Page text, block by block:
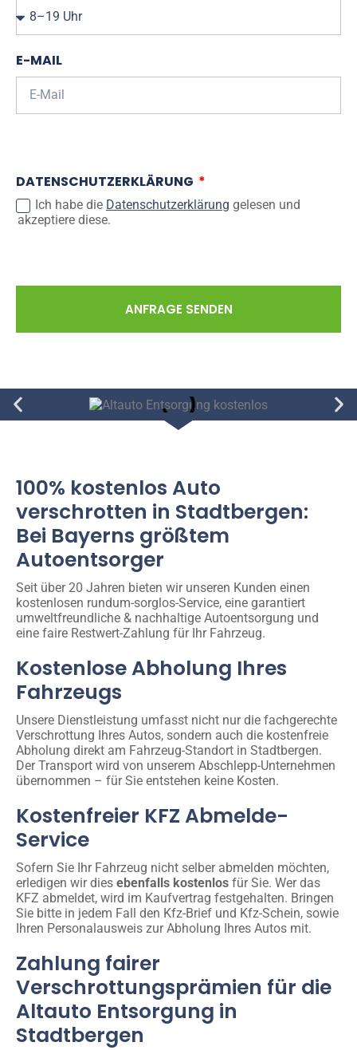
E-MAIL
DATENSCHUTZERKLÄRUNG
Ich habe die Datenschutzerklärung gelesen und
akzeptiere diese.
ANFRAGE SENDEN
100% kostenlos Auto
verschrotten in Stadtbergen:
Bei Bayerns größtem
Autoentsorger
Seit über 20 Jahren bieten wir unseren Kunden einen
kostenlosen rundum-sorglos-Service, eine garantiert
umweltfreundliche & nachhaltige Autoentsorgung und
eine faire Restwert-Zahlung für Ihr Fahrzeug.
Kostenlose Abholung Ihres
Fahrzeugs
Unsere Dienstleistung umfasst nicht nur die fachgerechte
Verschrottung Ihres Autos, sondern auch die kostenfreie
Abholung direkt am Fahrzeug-Standort in Stadtbergen.
Der Transport wird von unserem Abschlepp-Unternehmen
übernommen – für Sie entstehen keine Kosten.
Kostenfreier KFZ Abmelde-
Service
Sofern Sie Ihr Fahrzeug nicht selber abmelden möchten,
erledigen wir dies ebenfalls kostenlos für Sie. Wer das
KFZ abmeldet, wird im Kaufvertrag festgehalten. Bringen
Sie bitte in jedem Fall den Kfz-Brief und Kfz-Schein, sowie
Ihren Personalausweis zur Abholung Ihres Autos mit.
Zahlung fairer
Verschrottungsprämien für die
Altauto Entsorgung in
Stadtbergen